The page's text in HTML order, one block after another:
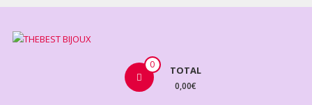
Aller
contenu
BIJOUX
0 TOTAL
0,00€